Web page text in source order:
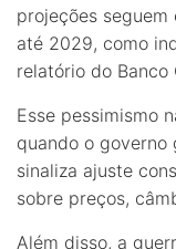
projeções seguem
até 2029, como
relatório do Banco
Esse pessimismo
quando o governo
sinaliza ajuste
sobre preços,
Além disso, a